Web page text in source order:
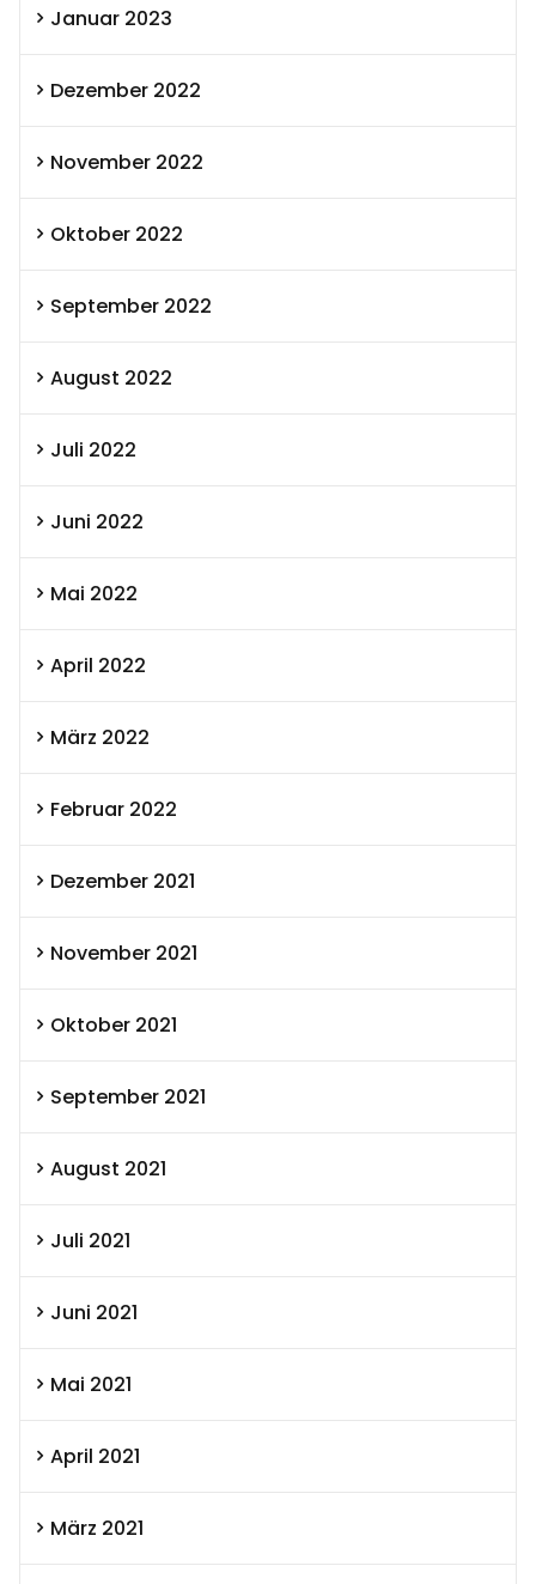
Januar 2023
Dezember 2022
November 2022
Oktober 2022
September 2022
August 2022
Juli 2022
Juni 2022
Mai 2022
April 2022
März 2022
Februar 2022
Dezember 2021
November 2021
Oktober 2021
September 2021
August 2021
Juli 2021
Juni 2021
Mai 2021
April 2021
März 2021